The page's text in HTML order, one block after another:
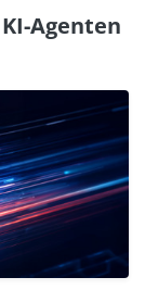
Agenten